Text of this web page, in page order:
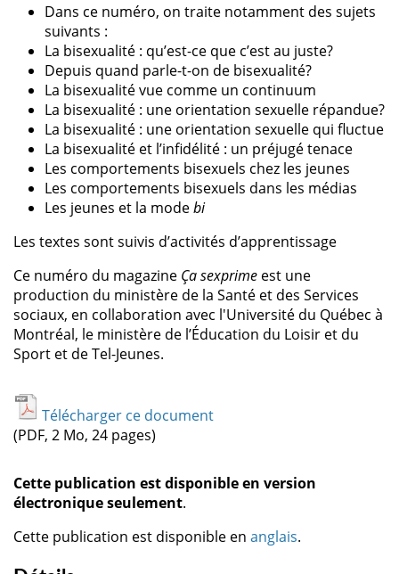
Dans ce numéro, on traite notamment des sujets
suivants :
La bisexualité : qu’est-ce que c’est au juste?
Depuis quand parle-t-on de bisexualité?
La bisexualité vue comme un continuum
La bisexualité : une orientation sexuelle répandue?
La bisexualité : une orientation sexuelle qui fluctue
La bisexualité et l’infidélité : un préjugé tenace
Les comportements bisexuels chez les jeunes
Les comportements bisexuels dans les médias
Les jeunes et la modebi
Les textes sont suivis d’activités d’apprentissage
Ce numéro du magazine Ça sexprime est une
production du ministère de la Santé et des Services
sociaux, en collaboration avec l'Université du Québec à
Montréal, le ministère de l’Éducation du Loisir et du
Sport et de Tel-Jeunes.
Télécharger ce document
(PDF, 2 Mo, 24 pages)
Cette publication est disponible en version
électronique seulement.
Cette publication est disponible en anglais.